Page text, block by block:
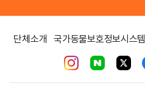
단체소개 국가동물보호정보시스템